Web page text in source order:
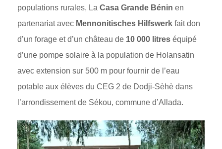
populations rurales, La Casa Grande Bénin en
partenariat avec Mennonitisches Hilfswerk fait don
d’un forage et d’un château de 10 000 litres équipé
d’une pompe solaire à la population de Holansatin
avec extension sur 500 m pour fournir de l’eau
potable aux élèves du CEG 2 de Dodji-Sèhè dans
l’arrondissement de Sékou, commune d’Allada.